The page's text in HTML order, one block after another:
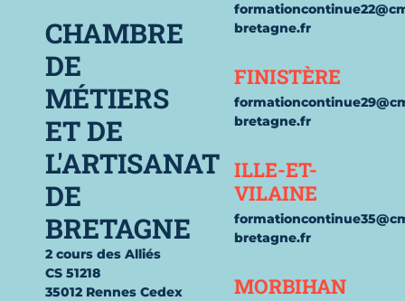
CHAMBRE
DE
MÉTIERS
ET DE
L'ARTISANAT
DE
BRETAGNE
2 cours des Alliés
CS 51218
35012 Rennes Cedex
bretagne.fr
FINISTÈRE
bretagne.fr
ILLE-ET-
VILAINE
bretagne.fr
MORBIHAN